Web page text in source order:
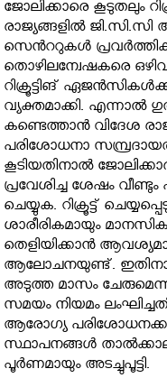
ജോലിക്കാരെ കൂടുതലും
രാജ്യങ്ങളില്‍
സെന്‍ററുകള്‍
തൊ‍ഴിലന്വേഷകരെ
റിക്രൂട്ടിങ്​
വ്യക്തമാക്കി.
കണ്ടെത്താന്‍ വിദേശ
പരിശോധനാ
കൂടിയതിനാല്‍
പ്രവേശിച്ച ശേഷം
ചെയ്യുക. റിക്രൂട്ട്​
ശാരീരികമായും
തെളിയിക്കാന്‍
ആലോചനയുണ്ട്​.
അടുത്ത മാസം
സമയം നിയമം
ആരോഗ്യ
സ്ഥാപനങ്ങള്‍
പൂര്‍ണമായും അടച്ചുപൂട്ടി.